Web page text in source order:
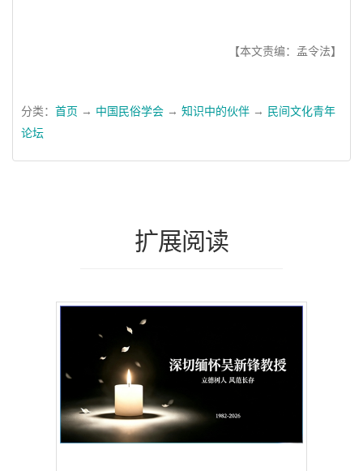
【本文责编：孟令法】
分类： 首页 → 中国民俗学会 → 知识中的伙伴 → 民间文化青年
论坛
扩展阅读